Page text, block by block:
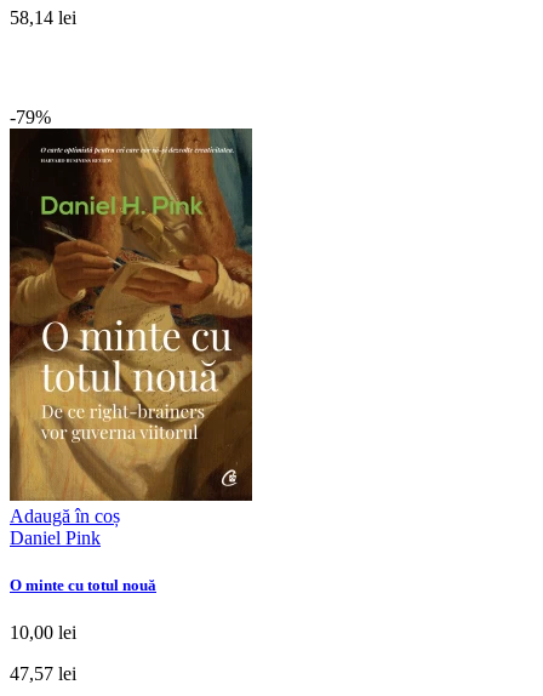
58,14 lei
-79%
Adaugă în coș
Daniel Pink
O minte cu totul nouă
10,00 lei
47,57 lei